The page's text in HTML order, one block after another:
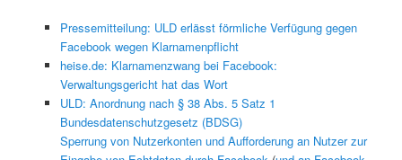
Pressemitteilung: ULD erlässt förmliche Verfügung gegen
Facebook wegen Klarnamenpflicht
heise.de: Klarnamenzwang bei Facebook:
Verwaltungsgericht hat das Wort
ULD: Anordnung nach § 38 Abs. 5 Satz 1
Bundesdatenschutzgesetz (BDSG)
Sperrung von Nutzerkonten und Aufforderung an Nutzer zur